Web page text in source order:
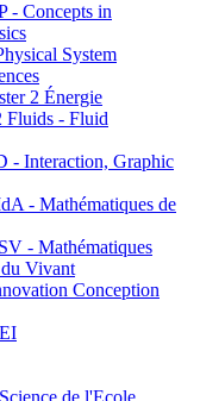
- Concepts in
System
2 Énergie
- Fluid
Interaction, Graphic
- Mathématiques de
- Mathématiques
Vivant
Conception
de l'Ecole